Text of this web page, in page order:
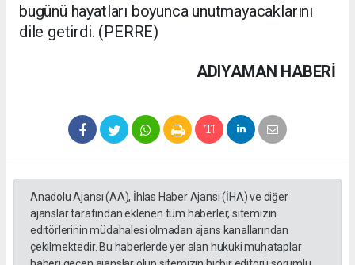
bugünü hayatları boyunca unutmayacaklarını
dile getirdi. (PERRE)
ADIYAMAN HABERİ
Anadolu Ajansı (AA), İhlas Haber Ajansı (İHA) ve diğer
ajanslar tarafından eklenen tüm haberler, sitemizin
editörlerinin müdahalesi olmadan ajans kanallarından
çekilmektedir. Bu haberlerde yer alan hukuki muhataplar